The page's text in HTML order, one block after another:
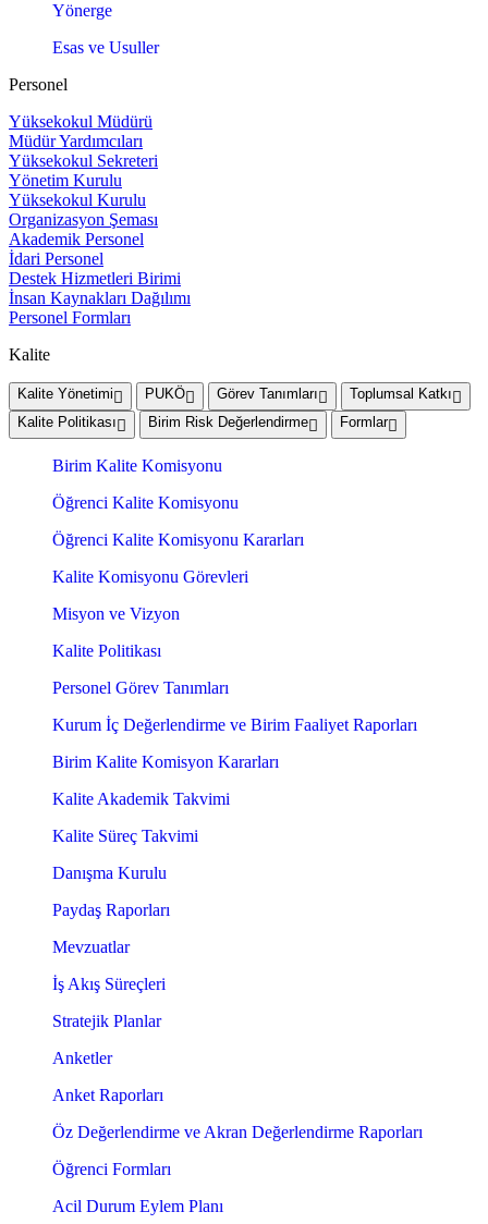
Yönerge
Esas ve Usuller
Personel
Yüksekokul Müdürü
Müdür Yardımcıları
Yüksekokul Sekreteri
Yönetim Kurulu
Yüksekokul Kurulu
Organizasyon Şeması
Akademik Personel
İdari Personel
Destek Hizmetleri Birimi
İnsan Kaynakları Dağılımı
Personel Formları
Kalite
Kalite Yönetimi PUKÖ Görev Tanımları
Toplumsal Katkı
Kalite Politikası
Birim Risk Değerlendirme Formlar
Birim Kalite Komisyonu
Öğrenci Kalite Komisyonu
Öğrenci Kalite Komisyonu Kararları
Kalite Komisyonu Görevleri
Misyon ve Vizyon
Kalite Politikası
Personel Görev Tanımları
Kurum İç Değerlendirme ve Birim Faaliyet Raporları
Birim Kalite Komisyon Kararları
Kalite Akademik Takvimi
Kalite Süreç Takvimi
Danışma Kurulu
Paydaş Raporları
Mevzuatlar
İş Akış Süreçleri
Stratejik Planlar
Anketler
Anket Raporları
Öz Değerlendirme ve Akran Değerlendirme Raporları
Öğrenci Formları
Acil Durum Eylem Planı